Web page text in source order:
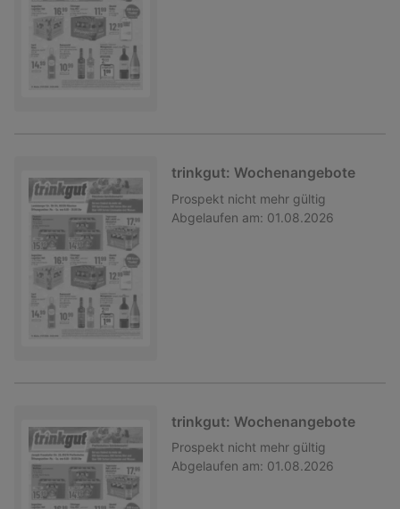
trinkgut: Wochenangebote
Prospekt nicht mehr gültig
Abgelaufen am: 01.08.2026
trinkgut: Wochenangebote
Prospekt nicht mehr gültig
Abgelaufen am: 01.08.2026